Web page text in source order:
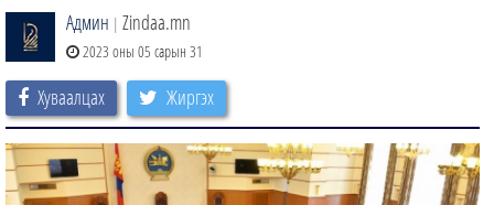
Админ | Zindaa.mn
2023 оны 05 сарын 31
Хуваалцах Жиргэх